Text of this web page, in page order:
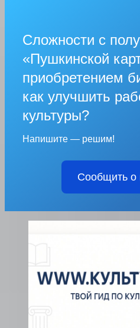
Сложности с
«Пушкинской
приобретением
как улучшить
культуры?
Напишите — решим!
Сообщить о